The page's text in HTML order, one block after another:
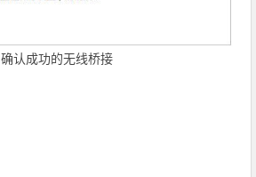
确认成功的无线桥接